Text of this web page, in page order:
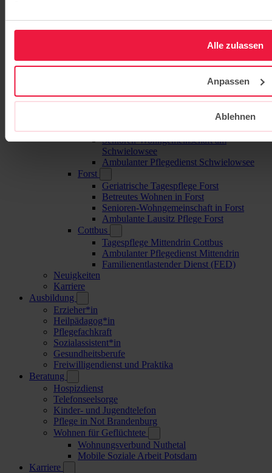
Alle zulassen
Anpassen
Ablehnen
Potsdam
Seniorenpflege am Charlottenhof
Seniorenpflege auf Hermannswerder
Betreutes Wohnen am Charlottenhof
Ambulanter Pflegedienst Ernst von
Bergmann Care
Seniorenpflege am Schwielowsee
Betreutes Wohnen am Schwielowsee
Senioren-Wohngemeinschaft am
Schwielowsee
Ambulanter Pflegedienst Schwielowsee
Forst
Geriatrische Tagespflege Forst
Betreutes Wohnen in Forst
Senioren-Wohngemeinschaft in Forst
Ambulante Lausitz Pflege Forst
Cottbus
Tagespflege Mittendrin Cottbus
Ambulanter Pflegedienst Mittendrin
Familienentlastender Dienst (FED)
Neuigkeiten
Karriere
Ausbildung
Erzieher*in
Heilpädagog*in
Pflegefachkraft
Sozialassistent*in
Gesundheitsberufe
Freiwilligendienst und Praktika
Beratung
Hospizdienst
Telefonseelsorge
Kinder- und Jugendtelefon
Pflege in Not Brandenburg
Wohnen für Geflüchtete
Wohnungsverbund Nuthetal
Mobile Soziale Arbeit Potsdam
Karriere